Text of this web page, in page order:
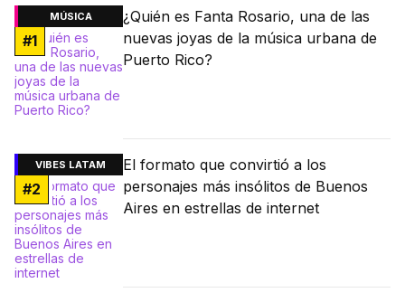
MÚSICA
#1
¿Quién es Fanta Rosario, una de las
nuevas joyas de la música urbana de
Puerto Rico?
VIBES LATAM
#2
El formato que convirtió a los
personajes más insólitos de Buenos
Aires en estrellas de internet